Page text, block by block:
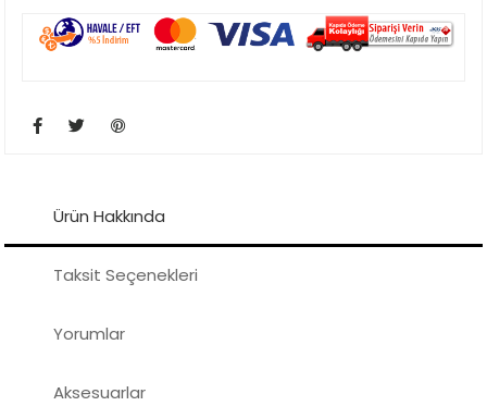
Ürün Hakkında
Taksit Seçenekleri
Yorumlar
Aksesuarlar